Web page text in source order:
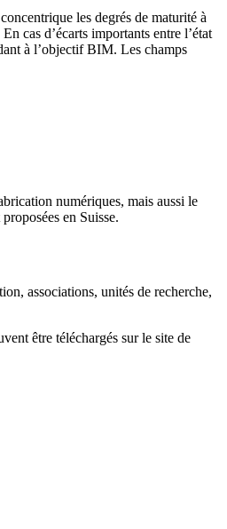
les degrés de maturité à
cas d’écarts importants entre l’état
à l’objectif BIM. Les champs
numériques, mais aussi le
en Suisse.
associations, unités de recherche,
être téléchargés sur le site de